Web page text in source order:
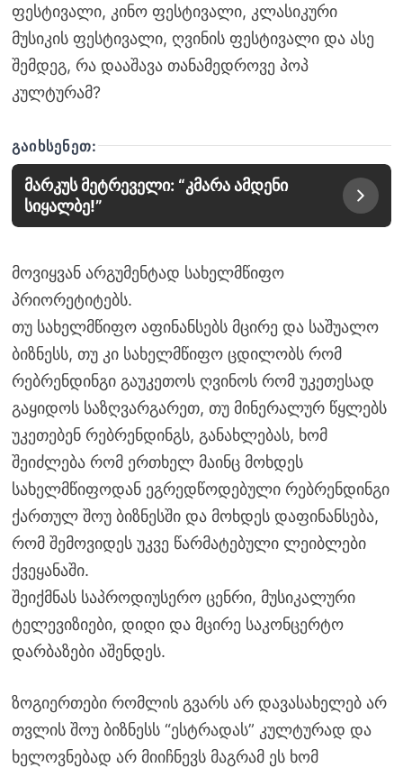
ფესტივალი, კინო ფესტივალი, კლასიკური
მუსიკის ფესტივალი, ღვინის ფესტივალი და ასე
შემდეგ, რა დააშავა თანამედროვე პოპ
კულტურამ?
ᲒᲐᲘᲮᲡᲔᲜᲔᲗ:
მარკუს მეტრეველი: “კმარა ამდენი
სიყალბე!”
მოვიყვან არგუმენტად სახელმწიფო
პრიორეტიტებს.
თუ სახელმწიფო აფინანსებს მცირე და საშუალო
ბიზნესს, თუ კი სახელმწიფო ცდილობს რომ
რებრენდინგი გაუკეთოს ღვინოს რომ უკეთესად
გაყიდოს საზღვარგარეთ, თუ მინერალურ წყლებს
უკეთებენ რებრენდინგს, განახლებას, ხომ
შეიძლება რომ ერთხელ მაინც მოხდეს
სახელმწიფოდან ეგრედწოდებული რებრენდინგი
ქართულ შოუ ბიზნესში და მოხდეს დაფინანსება,
რომ შემოვიდეს უკვე წარმატებული ლეიბლები
ქვეყანაში.
შეიქმნას საპროდიუსერო ცენრი, მუსიკალური
ტელევიზიები, დიდი და მცირე საკონცერტო
დარბაზები აშენდეს.
ზოგიერთები რომლის გვარს არ დავასახელებ არ
თვლის შოუ ბიზნესს “ესტრადას” კულტურად და
ხელოვნებად არ მიიჩნევს მაგრამ ეს ხომ